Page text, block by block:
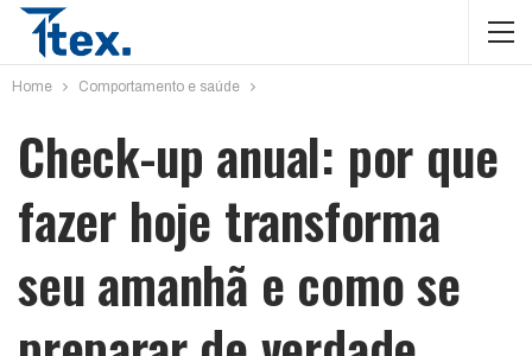
Home Comportamento e saúde
Check-up anual: por que
fazer hoje transforma
seu amanhã e como se